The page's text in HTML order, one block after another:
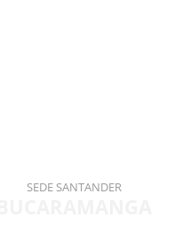
SEDE SANTANDER